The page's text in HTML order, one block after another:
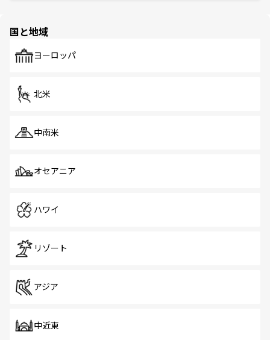
で、ホーカーズは地元の風情を楽しめる外せないスポット
国と地域
ヨーロッパ
北米
中南米
オセアニア
ハワイ
リゾート
アジア
中近東